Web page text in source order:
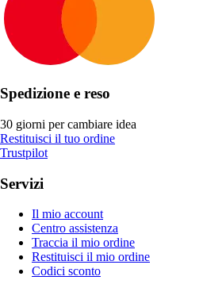
Spedizione e reso
30 giorni per cambiare idea
Restituisci il tuo ordine
Trustpilot
Servizi
Il mio account
Centro assistenza
Traccia il mio ordine
Restituisci il mio ordine
Codici sconto